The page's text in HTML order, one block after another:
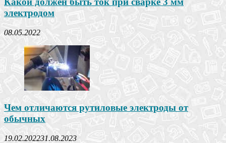
электродом
08.05.2022
Чем отличаются рутиловые электроды от
обычных
19.02.202231.08.2023